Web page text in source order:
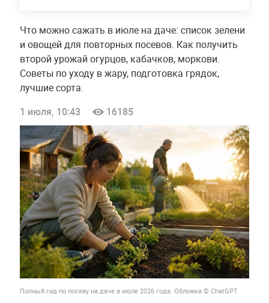
Что можно сажать в июле на даче: список зелени
и овощей для повторных посевов. Как получить
второй урожай огурцов, кабачков, моркови.
Советы по уходу в жару, подготовка грядок,
лучшие сорта.
1 июля, 10:43
16185
Полный гид по посеву на даче в июле 2026 года. Обложка © ChatGPT